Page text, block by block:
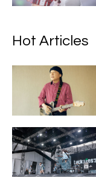
Hot Articles